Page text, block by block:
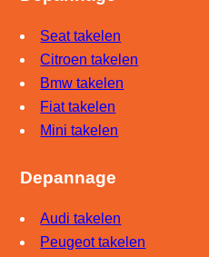
Seat takelen
Citroen takelen
Bmw takelen
Fiat takelen
Mini takelen
Depannage
Audi takelen
Peugeot takelen